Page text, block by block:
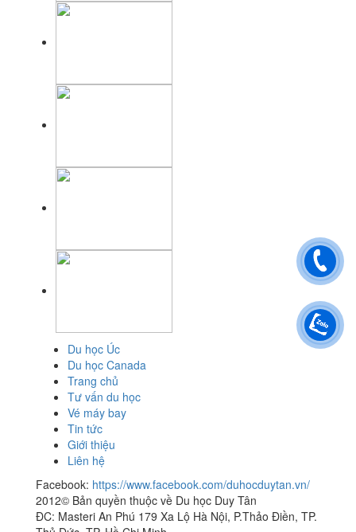
Du học Úc
Du học Canada
Trang chủ
Tư vấn du học
Vé máy bay
Tin tức
Giới thiệu
Liên hệ
Facebook: https://www.facebook.com/duhocduytan.vn/
2012© Bản quyền thuộc về Du học Duy Tân
ĐC: Masteri An Phú 179 Xa Lộ Hà Nội, P.Thảo Điền, TP.